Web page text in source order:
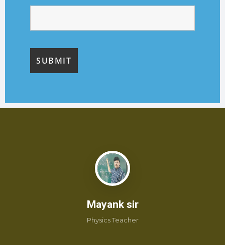
Mayank sir
Physics Teacher